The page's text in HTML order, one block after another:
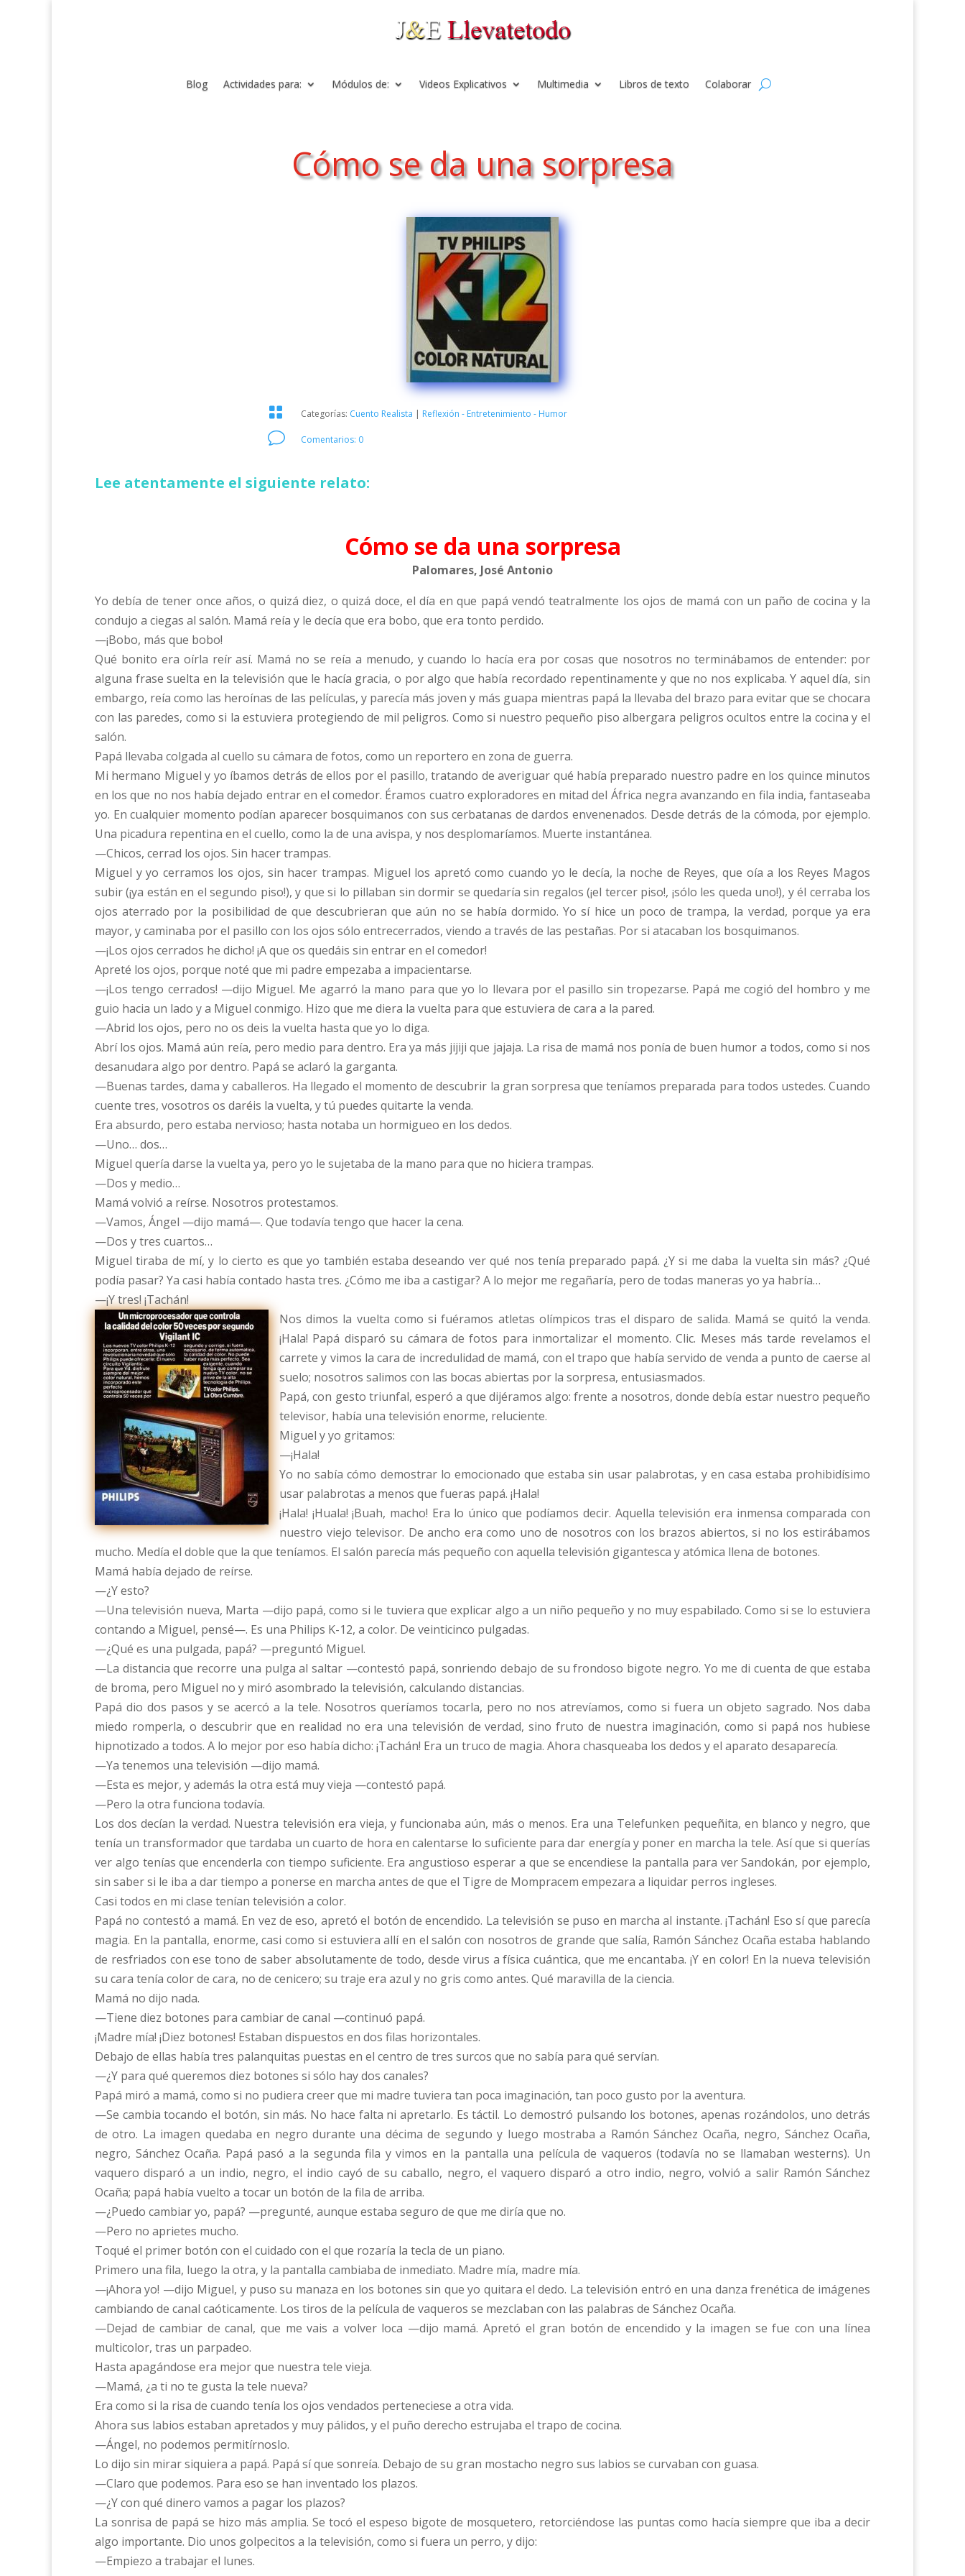
Blog Actividades para: Módulos de: Videos Explicativos Multimedia Libros de texto Colaborar
Cómo se da una sorpresa
 Categorías: Cuento Realista | Reflexión - Entretenimiento - Humor
v Comentarios: 0
Lee atentamente el siguiente relato:
Cómo se da una sorpresa
Palomares, José Antonio
Yo debía de tener once años, o quizá diez, o quizá doce, el día en que papá vendó teatralmente los ojos de mamá con un paño de cocina y la
condujo a ciegas al salón. Mamá reía y le decía que era bobo, que era tonto perdido.
—¡Bobo, más que bobo!
Qué bonito era oírla reír así. Mamá no se reía a menudo, y cuando lo hacía era por cosas que nosotros no terminábamos de entender: por
alguna frase suelta en la televisión que le hacía gracia, o por algo que había recordado repentinamente y que no nos explicaba. Y aquel día, sin
embargo, reía como las heroínas de las películas, y parecía más joven y más guapa mientras papá la llevaba del brazo para evitar que se chocara
con las paredes, como si la estuviera protegiendo de mil peligros. Como si nuestro pequeño piso albergara peligros ocultos entre la cocina y el
salón.
Papá llevaba colgada al cuello su cámara de fotos, como un reportero en zona de guerra.
Mi hermano Miguel y yo íbamos detrás de ellos por el pasillo, tratando de averiguar qué había preparado nuestro padre en los quince minutos
en los que no nos había dejado entrar en el comedor. Éramos cuatro exploradores en mitad del África negra avanzando en fila india, fantaseaba
yo. En cualquier momento podían aparecer bosquimanos con sus cerbatanas de dardos envenenados. Desde detrás de la cómoda, por ejemplo.
Una picadura repentina en el cuello, como la de una avispa, y nos desplomaríamos. Muerte instantánea.
—Chicos, cerrad los ojos. Sin hacer trampas.
Miguel y yo cerramos los ojos, sin hacer trampas. Miguel los apretó como cuando yo le decía, la noche de Reyes, que oía a los Reyes Magos
subir (¡ya están en el segundo piso!), y que si lo pillaban sin dormir se quedaría sin regalos (¡el tercer piso!, ¡sólo les queda uno!), y él cerraba los
ojos aterrado por la posibilidad de que descubrieran que aún no se había dormido. Yo sí hice un poco de trampa, la verdad, porque ya era
mayor, y caminaba por el pasillo con los ojos sólo entrecerrados, viendo a través de las pestañas. Por si atacaban los bosquimanos.
—¡Los ojos cerrados he dicho! ¡A que os quedáis sin entrar en el comedor!
Apreté los ojos, porque noté que mi padre empezaba a impacientarse.
—¡Los tengo cerrados! —dijo Miguel. Me agarró la mano para que yo lo llevara por el pasillo sin tropezarse. Papá me cogió del hombro y me
guio hacia un lado y a Miguel conmigo. Hizo que me diera la vuelta para que estuviera de cara a la pared.
—Abrid los ojos, pero no os deis la vuelta hasta que yo lo diga.
Abrí los ojos. Mamá aún reía, pero medio para dentro. Era ya más jijiji que jajaja. La risa de mamá nos ponía de buen humor a todos, como si nos
desanudara algo por dentro. Papá se aclaró la garganta.
—Buenas tardes, dama y caballeros. Ha llegado el momento de descubrir la gran sorpresa que teníamos preparada para todos ustedes. Cuando
cuente tres, vosotros os daréis la vuelta, y tú puedes quitarte la venda.
Era absurdo, pero estaba nervioso; hasta notaba un hormigueo en los dedos.
—Uno… dos…
Miguel quería darse la vuelta ya, pero yo le sujetaba de la mano para que no hiciera trampas.
—Dos y medio…
Mamá volvió a reírse. Nosotros protestamos.
—Vamos, Ángel —dijo mamá—. Que todavía tengo que hacer la cena.
—Dos y tres cuartos…
Miguel tiraba de mí, y lo cierto es que yo también estaba deseando ver qué nos tenía preparado papá. ¿Y si me daba la vuelta sin más? ¿Qué
podía pasar? Ya casi había contado hasta tres. ¿Cómo me iba a castigar? A lo mejor me regañaría, pero de todas maneras yo ya habría…
—¡Y tres! ¡Tachán!
Nos dimos la vuelta como si fuéramos atletas olímpicos tras el disparo de salida. Mamá se quitó la venda.
¡Hala! Papá disparó su cámara de fotos para inmortalizar el momento. Clic. Meses más tarde revelamos el
carrete y vimos la cara de incredulidad de mamá, con el trapo que había servido de venda a punto de caerse al
suelo; nosotros salimos con las bocas abiertas por la sorpresa, entusiasmados.
Papá, con gesto triunfal, esperó a que dijéramos algo: frente a nosotros, donde debía estar nuestro pequeño
televisor, había una televisión enorme, reluciente.
Miguel y yo gritamos:
—¡Hala!
Yo no sabía cómo demostrar lo emocionado que estaba sin usar palabrotas, y en casa estaba prohibidísimo
usar palabrotas a menos que fueras papá. ¡Hala!
¡Hala! ¡Huala! ¡Buah, macho! Era lo único que podíamos decir. Aquella televisión era inmensa comparada con
nuestro viejo televisor. De ancho era como uno de nosotros con los brazos abiertos, si no los estirábamos
mucho. Medía el doble que la que teníamos. El salón parecía más pequeño con aquella televisión gigantesca y atómica llena de botones.
Mamá había dejado de reírse.
—¿Y esto?
—Una televisión nueva, Marta —dijo papá, como si le tuviera que explicar algo a un niño pequeño y no muy espabilado. Como si se lo estuviera
contando a Miguel, pensé—. Es una Philips K-12, a color. De veinticinco pulgadas.
—¿Qué es una pulgada, papá? —preguntó Miguel.
—La distancia que recorre una pulga al saltar —contestó papá, sonriendo debajo de su frondoso bigote negro. Yo me di cuenta de que estaba
de broma, pero Miguel no y miró asombrado la televisión, calculando distancias.
Papá dio dos pasos y se acercó a la tele. Nosotros queríamos tocarla, pero no nos atrevíamos, como si fuera un objeto sagrado. Nos daba
miedo romperla, o descubrir que en realidad no era una televisión de verdad, sino fruto de nuestra imaginación, como si papá nos hubiese
hipnotizado a todos. A lo mejor por eso había dicho: ¡Tachán! Era un truco de magia. Ahora chasqueaba los dedos y el aparato desaparecía.
—Ya tenemos una televisión —dijo mamá.
—Esta es mejor, y además la otra está muy vieja —contestó papá.
—Pero la otra funciona todavía.
Los dos decían la verdad. Nuestra televisión era vieja, y funcionaba aún, más o menos. Era una Telefunken pequeñita, en blanco y negro, que
tenía un transformador que tardaba un cuarto de hora en calentarse lo suficiente para dar energía y poner en marcha la tele. Así que si querías
ver algo tenías que encenderla con tiempo suficiente. Era angustioso esperar a que se encendiese la pantalla para ver Sandokán, por ejemplo,
sin saber si le iba a dar tiempo a ponerse en marcha antes de que el Tigre de Mompracem empezara a liquidar perros ingleses.
Casi todos en mi clase tenían televisión a color.
Papá no contestó a mamá. En vez de eso, apretó el botón de encendido. La televisión se puso en marcha al instante. ¡Tachán! Eso sí que parecía
magia. En la pantalla, enorme, casi como si estuviera allí en el salón con nosotros de grande que salía, Ramón Sánchez Ocaña estaba hablando
de resfriados con ese tono de saber absolutamente de todo, desde virus a física cuántica, que me encantaba. ¡Y en color! En la nueva televisión
su cara tenía color de cara, no de cenicero; su traje era azul y no gris como antes. Qué maravilla de la ciencia.
Mamá no dijo nada.
—Tiene diez botones para cambiar de canal —continuó papá.
¡Madre mía! ¡Diez botones! Estaban dispuestos en dos filas horizontales.
Debajo de ellas había tres palanquitas puestas en el centro de tres surcos que no sabía para qué servían.
—¿Y para qué queremos diez botones si sólo hay dos canales?
Papá miró a mamá, como si no pudiera creer que mi madre tuviera tan poca imaginación, tan poco gusto por la aventura.
—Se cambia tocando el botón, sin más. No hace falta ni apretarlo. Es táctil. Lo demostró pulsando los botones, apenas rozándolos, uno detrás
de otro. La imagen quedaba en negro durante una décima de segundo y luego mostraba a Ramón Sánchez Ocaña, negro, Sánchez Ocaña,
negro, Sánchez Ocaña. Papá pasó a la segunda fila y vimos en la pantalla una película de vaqueros (todavía no se llamaban westerns). Un
vaquero disparó a un indio, negro, el indio cayó de su caballo, negro, el vaquero disparó a otro indio, negro, volvió a salir Ramón Sánchez
Ocaña; papá había vuelto a tocar un botón de la fila de arriba.
—¿Puedo cambiar yo, papá? —pregunté, aunque estaba seguro de que me diría que no.
—Pero no aprietes mucho.
Toqué el primer botón con el cuidado con el que rozaría la tecla de un piano.
Primero una fila, luego la otra, y la pantalla cambiaba de inmediato. Madre mía, madre mía.
—¡Ahora yo! —dijo Miguel, y puso su manaza en los botones sin que yo quitara el dedo. La televisión entró en una danza frenética de imágenes
cambiando de canal caóticamente. Los tiros de la película de vaqueros se mezclaban con las palabras de Sánchez Ocaña.
—Dejad de cambiar de canal, que me vais a volver loca —dijo mamá. Apretó el gran botón de encendido y la imagen se fue con una línea
multicolor, tras un parpadeo.
Hasta apagándose era mejor que nuestra tele vieja.
—Mamá, ¿a ti no te gusta la tele nueva?
Era como si la risa de cuando tenía los ojos vendados perteneciese a otra vida.
Ahora sus labios estaban apretados y muy pálidos, y el puño derecho estrujaba el trapo de cocina.
—Ángel, no podemos permitírnoslo.
Lo dijo sin mirar siquiera a papá. Papá sí que sonreía. Debajo de su gran mostacho negro sus labios se curvaban con guasa.
—Claro que podemos. Para eso se han inventado los plazos.
—¿Y con qué dinero vamos a pagar los plazos?
La sonrisa de papá se hizo más amplia. Se tocó el espeso bigote de mosquetero, retorciéndose las puntas como hacía siempre que iba a decir
algo importante. Dio unos golpecitos a la televisión, como si fuera un perro, y dijo:
—Empiezo a trabajar el lunes.